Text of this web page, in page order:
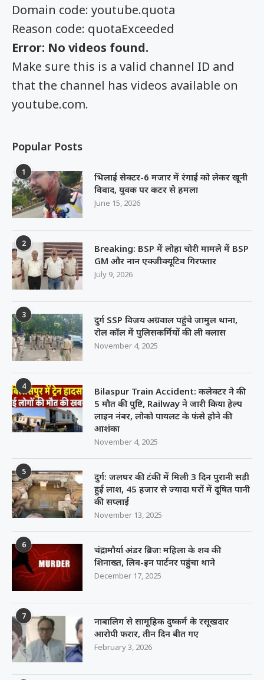
Domain code: youtube.quota
Reason code: quotaExceeded
Error: No videos found.
Make sure this is a valid channel ID and
that the channel has videos available on
youtube.com.
Popular Posts
1
भिलाई सेक्टर-6 मजार में रंगाई को लेकर खूनी
विवाद, युवक पर कटर से हमला
June 15, 2026
2
Breaking: BSP में लोहा चोरी मामले में BSP
GM और नान एक्जीक्यूटिव गिरफ्तार
July 9, 2026
3
दुर्ग SSP विजय अग्रवाल पहुंचे जामुल थाना,
रोल कॉल में पुलिसकर्मियों की ली क्लास
November 4, 2025
4
Bilaspur Train Accident: कलेक्टर ने की
5 मौत की पुष्टि, Railway ने जारी किया हेल्प
लाइन नंबर, लोको पायलट के फंसे होने की
आशंका
November 4, 2025
5
दुर्ग: जलघर की टंकी में मिली 3 दिन पुरानी सड़ी
हुई लाश, 45 हजार से ज्यादा घरों में दूषित पानी
की सप्लाई
November 13, 2025
6
चंद्रामौर्या अंडर ब्रिजः महिला के शव की
शिनाख्त, लिव-इन पार्टनर पहुंचा थाने
December 17, 2025
7
नाबालिग से सामूहिक दुष्कर्म के रसूखदार
आरोपी फरार, तीन दिन बीत गए
February 3, 2026